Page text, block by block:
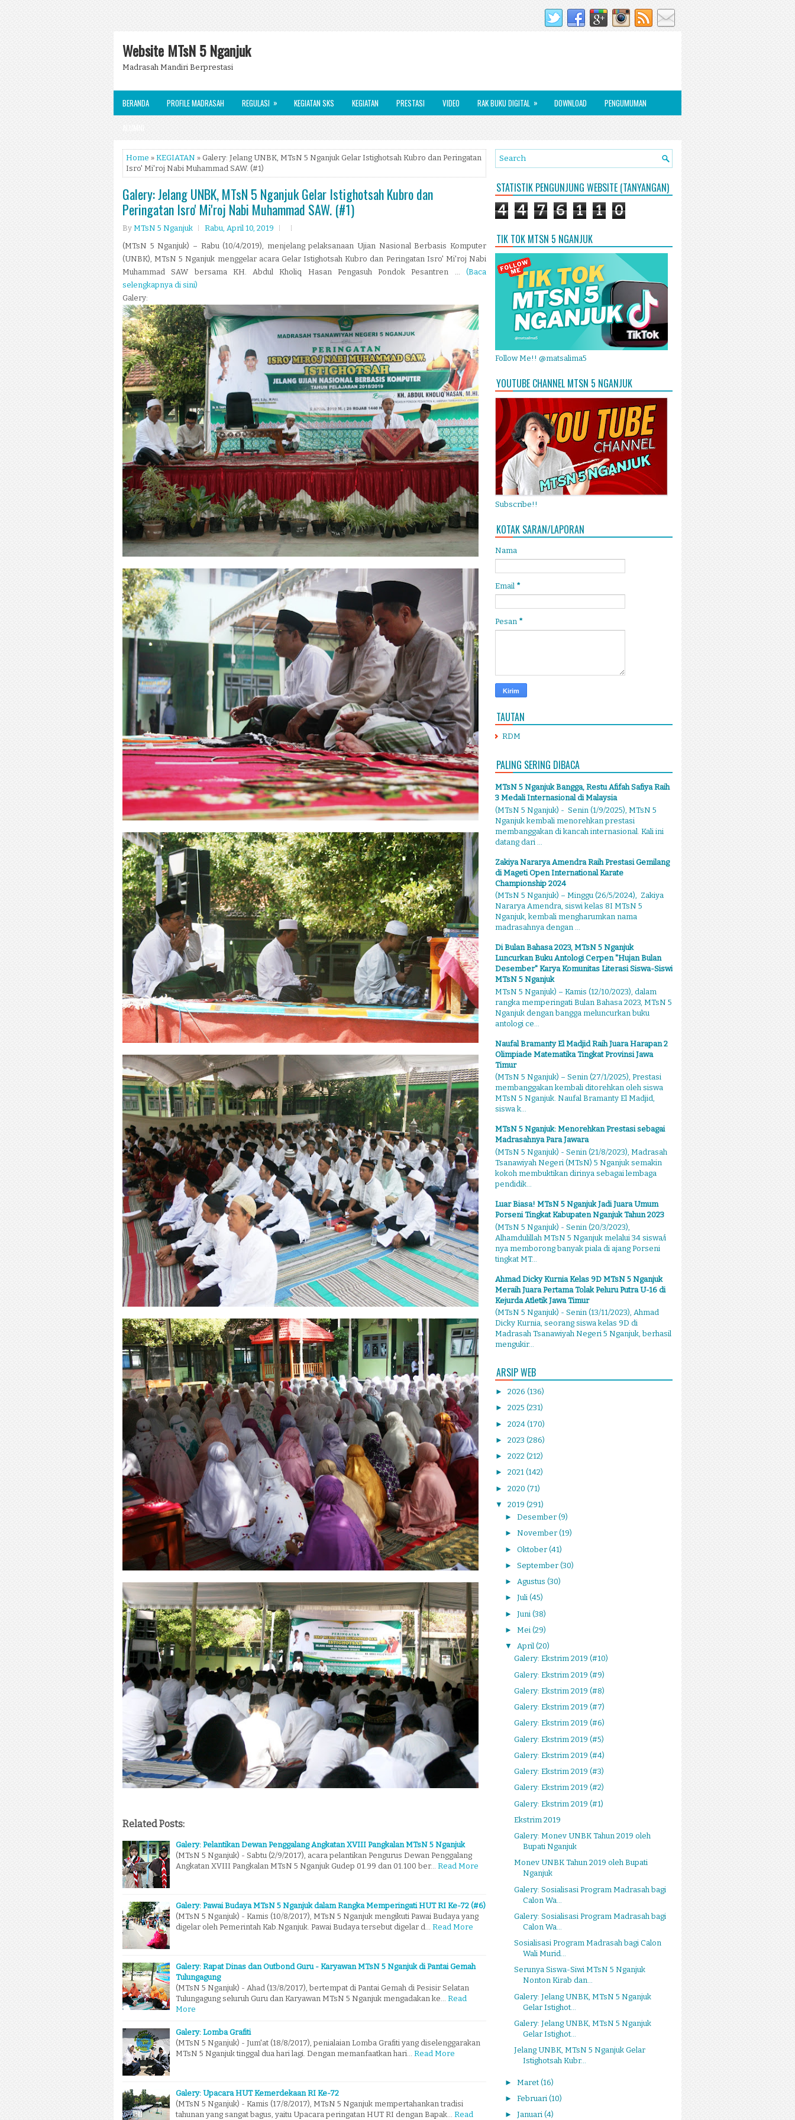
Website MTsN 5 Nganjuk
Madrasah Mandiri Berprestasi
BERANDA PROFILE MADRASAH REGULASI » KEGIATAN SKS KEGIATAN PRESTASI VIDEO RAK BUKU DIGITAL » DOWNLOAD PENGUMUMAN
ALUMNI
Home » KEGIATAN » Galery: Jelang UNBK, MTsN 5 Nganjuk Gelar Istighotsah Kubro dan Peringatan
Isro' Mi'roj Nabi Muhammad SAW. (#1)
Galery: Jelang UNBK, MTsN 5 Nganjuk Gelar Istighotsah Kubro dan
Peringatan Isro' Mi'roj Nabi Muhammad SAW. (#1)
By MTsN 5 Nganjuk
Rabu, April 10, 2019
(MTsN 5 Nganjuk) – Rabu (10/4/2019), menjelang pelaksanaan Ujian Nasional Berbasis Komputer
(UNBK), MTsN 5 Nganjuk menggelar acara Gelar Istighotsah Kubro dan Peringatan Isro' Mi'roj Nabi
Muhammad SAW bersama KH. Abdul Kholiq Hasan Pengasuh Pondok Pesantren ... (Baca
selengkapnya di sini)
Galery:
Related Posts:
Galery: Pelantikan Dewan Penggalang Angkatan XVIII Pangkalan MTsN 5 Nganjuk
(MTsN 5 Nganjuk) - Sabtu (2/9/2017), acara pelantikan Pengurus Dewan Penggalang
Angkatan XVIII Pangkalan MTsN 5 Nganjuk Gudep 01.99 dan 01.100 ber… Read More
Galery: Pawai Budaya MTsN 5 Nganjuk dalam Rangka Memperingati HUT RI Ke-72 (#6)
(MTsN 5 Nganjuk) - Kamis (10/8/2017), MTsN 5 Nganjuk mengikuti Pawai Budaya yang
digelar oleh Pemerintah Kab.Nganjuk. Pawai Budaya tersebut digelar d… Read More
Galery: Rapat Dinas dan Outbond Guru - Karyawan MTsN 5 Nganjuk di Pantai Gemah
Tulungagung
(MTsN 5 Nganjuk) - Ahad (13/8/2017), bertempat di Pantai Gemah di Pesisir Selatan
Tulungagung seluruh Guru dan Karyawan MTsN 5 Nganjuk mengadakan ke… Read
More
Galery: Lomba Grafiti
(MTsN 5 Nganjuk) - Jum'at (18/8/2017), penialaian Lomba Grafiti yang diselenggarakan
MTsN 5 Nganjuk tinggal dua hari lagi. Dengan memanfaatkan hari… Read More
Galery: Upacara HUT Kemerdekaan RI Ke-72
(MTsN 5 Nganjuk) - Kamis (17/8/2017), MTsN 5 Nganjuk mempertahankan tradisi
tahunan yang sangat bagus, yaitu Upacara peringatan HUT RI dengan Bapak… Read
STATISTIK PENGUNJUNG WEBSITE (TANYANGAN)
4 4 7 6 1 1 0
TIK TOK MTSN 5 NGANJUK
Follow Me!! @matsalima5
YOUTUBE CHANNEL MTSN 5 NGANJUK
Subscribe!!
KOTAK SARAN/LAPORAN
Nama
Email *
Pesan *
TAUTAN
RDM
PALING SERING DIBACA
MTsN 5 Nganjuk Bangga, Restu Afifah Safiya Raih
3 Medali Internasional di Malaysia
(MTsN 5 Nganjuk) - Senin (1/9/2025), MTsN 5
Nganjuk kembali menorehkan prestasi
membanggakan di kancah internasional. Kali ini
datang dari ...
Zakiya Nararya Amendra Raih Prestasi Gemilang
di Mageti Open International Karate
Championship 2024
(MTsN 5 Nganjuk) – Minggu (26/5/2024), Zakiya
Nararya Amendra, siswi kelas 8I MTsN 5
Nganjuk, kembali mengharumkan nama
madrasahnya dengan ...
Di Bulan Bahasa 2023, MTsN 5 Nganjuk
Luncurkan Buku Antologi Cerpen "Hujan Bulan
Desember" Karya Komunitas Literasi Siswa-Siswi
MTsN 5 Nganjuk
MTsN 5 Nganjuk) – Kamis (12/10/2023), dalam
rangka memperingati Bulan Bahasa 2023, MTsN 5
Nganjuk dengan bangga meluncurkan buku
antologi ce...
Naufal Bramanty El Madjid Raih Juara Harapan 2
Olimpiade Matematika Tingkat Provinsi Jawa
Timur
(MTsN 5 Nganjuk) – Senin (27/1/2025), Prestasi
membanggakan kembali ditorehkan oleh siswa
MTsN 5 Nganjuk. Naufal Bramanty El Madjid,
siswa k...
MTsN 5 Nganjuk: Menorehkan Prestasi sebagai
Madrasahnya Para Jawara
(MTsN 5 Nganjuk) - Senin (21/8/2023), Madrasah
Tsanawiyah Negeri (MTsN) 5 Nganjuk semakin
kokoh membuktikan dirinya sebagai lembaga
pendidik...
Luar Biasa! MTsN 5 Nganjuk Jadi Juara Umum
Porseni Tingkat Kabupaten Nganjuk Tahun 2023
(MTsN 5 Nganjuk) - Senin (20/3/2023),
Alhamdulillah MTsN 5 Nganjuk melalui 34 siswa/i
nya memborong banyak piala di ajang Porseni
tingkat MT...
Ahmad Dicky Kurnia Kelas 9D MTsN 5 Nganjuk
Meraih Juara Pertama Tolak Peluru Putra U-16 di
Kejurda Atletik Jawa Timur
(MTsN 5 Nganjuk) - Senin (13/11/2023), Ahmad
Dicky Kurnia, seorang siswa kelas 9D di
Madrasah Tsanawiyah Negeri 5 Nganjuk, berhasil
mengukir...
ARSIP WEB
► 2026 (136)
► 2025 (231)
► 2024 (170)
► 2023 (286)
► 2022 (212)
► 2021 (142)
► 2020 (71)
▼ 2019 (291)
► Desember (9)
► November (19)
► Oktober (41)
► September (30)
► Agustus (30)
► Juli (45)
► Juni (38)
► Mei (29)
▼ April (20)
Galery: Ekstrim 2019 (#10)
Galery: Ekstrim 2019 (#9)
Galery: Ekstrim 2019 (#8)
Galery: Ekstrim 2019 (#7)
Galery: Ekstrim 2019 (#6)
Galery: Ekstrim 2019 (#5)
Galery: Ekstrim 2019 (#4)
Galery: Ekstrim 2019 (#3)
Galery: Ekstrim 2019 (#2)
Galery: Ekstrim 2019 (#1)
Ekstrim 2019
Galery: Monev UNBK Tahun 2019 oleh
Bupati Nganjuk
Monev UNBK Tahun 2019 oleh Bupati
Nganjuk
Galery: Sosialisasi Program Madrasah bagi
Calon Wa...
Galery: Sosialisasi Program Madrasah bagi
Calon Wa...
Sosialisasi Program Madrasah bagi Calon
Wali Murid...
Serunya Siswa-Siwi MTsN 5 Nganjuk
Nonton Kirab dan...
Galery: Jelang UNBK, MTsN 5 Nganjuk
Gelar Istighot...
Galery: Jelang UNBK, MTsN 5 Nganjuk
Gelar Istighot...
Jelang UNBK, MTsN 5 Nganjuk Gelar
Istighotsah Kubr...
► Maret (16)
► Februari (10)
► Januari (4)